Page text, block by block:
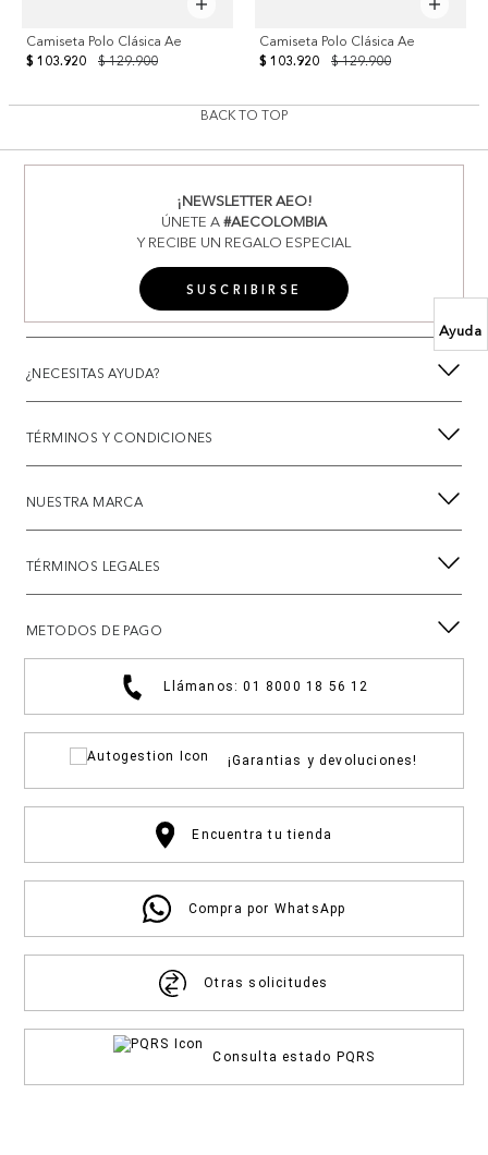
Ayuda
Camiseta Polo Clásica Ae
$ 129.900
$ 103.920
Camiseta Polo Clásica Ae
$ 129.900
$ 103.920
BACK TO TOP
¡NEWSLETTER AEO!
ÚNETE A#AECOLOMBIA
Y RECIBE UN REGALO ESPECIAL
SUSCRIBIRSE
¿NECESITAS AYUDA?
TÉRMINOS Y CONDICIONES
NUESTRA MARCA
TÉRMINOS LEGALES
METODOS DE PAGO
Llámanos: 01 8000 18 56 12
¡Garantias y devoluciones!
Encuentra tu tienda
Compra por WhatsApp
Otras solicitudes
Consulta estado PQRS